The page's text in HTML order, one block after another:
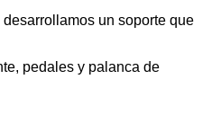
un soporte que
pedales y palanca de